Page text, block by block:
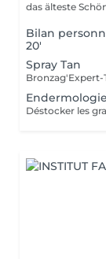
das älteste
Bilan
20'
Spray Tan